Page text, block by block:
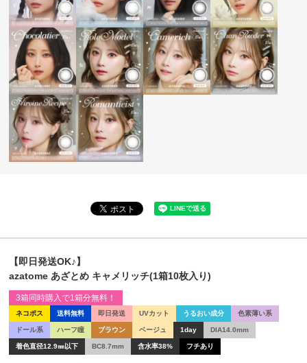
【即日発送OK♪】
azatome あざとめ キャメリッチ(1箱10枚入り)
ネコポス 送料無料 即日発送 UVカット うるおい成分 色素薄い系
ドール系 ハーフ瞳 ブラウン ベージュ 1day DIA14.0mm
着色直径12.9㎜以下 BC8.7mm 含水率38% フチあり
3箱同時購入で1箱分無料！